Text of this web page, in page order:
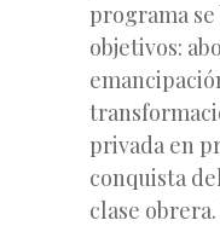
programa se
objetivos:
privada en
conquista
clase